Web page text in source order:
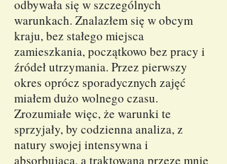
odbywała się w szczególnych
warunkach. Znalazłem się w obcym
kraju, bez stałego miejsca
zamieszkania, początkowo bez pracy i
źródeł utrzymania. Przez pierwszy
okres oprócz sporadycznych zajęć
miałem dużo wolnego czasu.
Zrozumiałe więc, że warunki te
sprzyjały, by codzienna analiza, z
natury swojej intensywna i
absorbująca, a traktowana przeze mnie